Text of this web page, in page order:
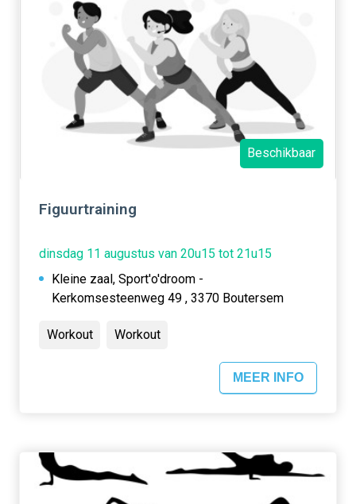
Beschikbaar
Figuurtraining
dinsdag 11 augustus van 20u15 tot 21u15
Kleine zaal, Sport'o'droom -
Kerkomsesteenweg 49 , 3370 Boutersem
Workout Workout
MEER INFO